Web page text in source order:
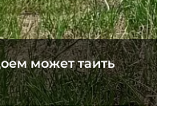
может таить